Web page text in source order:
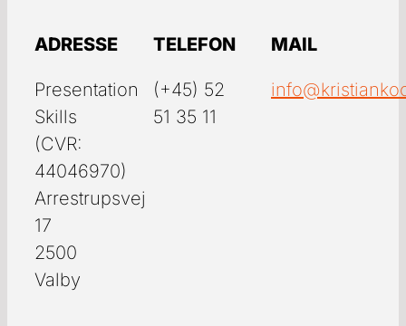
ADRESSE
Presentation
Skills
(CVR:
44046970)
Arrestrupsvej
17
2500
Valby
TELEFON
(+45) 52
51 35 11
MAIL